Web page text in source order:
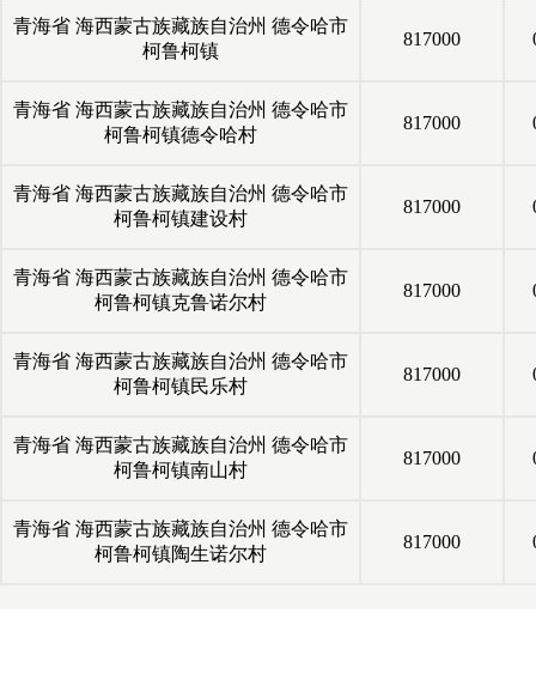
青海省 海西蒙古族藏族自治州 德令哈市
柯鲁柯镇
817000
青海省 海西蒙古族藏族自治州 德令哈市
柯鲁柯镇德令哈村
817000
青海省 海西蒙古族藏族自治州 德令哈市
柯鲁柯镇建设村
817000
青海省 海西蒙古族藏族自治州 德令哈市
柯鲁柯镇克鲁诺尔村
817000
青海省 海西蒙古族藏族自治州 德令哈市
柯鲁柯镇民乐村
817000
青海省 海西蒙古族藏族自治州 德令哈市
柯鲁柯镇南山村
817000
青海省 海西蒙古族藏族自治州 德令哈市
柯鲁柯镇陶生诺尔村
817000